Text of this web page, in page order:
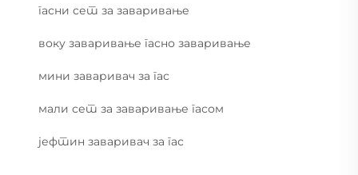
гасни сет за заваривање
воку заваривање гасно заваривање
мини заваривач за гас
мали сет за заваривање гасом
јефтин заваривач за гас